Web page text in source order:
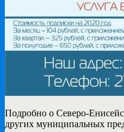
Подробно о Северо-
других муниципальных